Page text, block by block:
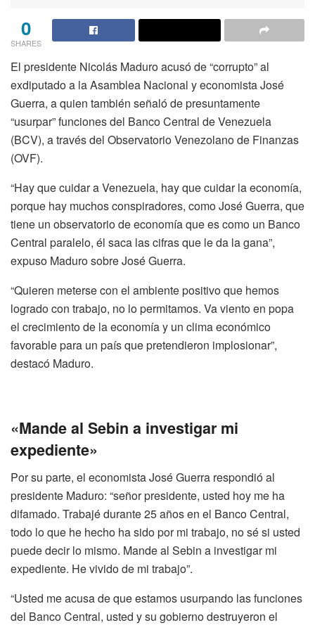
0
SHARES
El presidente Nicolás Maduro acusó de “corrupto” al
exdiputado a la Asamblea Nacional y economista José
Guerra, a quien también señaló de presuntamente
“usurpar” funciones del Banco Central de Venezuela
(BCV), a través del Observatorio Venezolano de Finanzas
(OVF).
“Hay que cuidar a Venezuela, hay que cuidar la economía,
porque hay muchos conspiradores, como José Guerra, que
tiene un observatorio de economía que es como un Banco
Central paralelo, él saca las cifras que le da la gana”,
expuso Maduro sobre José Guerra.
“Quieren meterse con el ambiente positivo que hemos
logrado con trabajo, no lo permitamos. Va viento en popa
el crecimiento de la economía y un clima económico
favorable para un país que pretendieron implosionar”,
destacó Maduro.
«Mande al Sebin a investigar mi
expediente»
Por su parte, el economista José Guerra respondió al
presidente Maduro: “señor presidente, usted hoy me ha
difamado. Trabajé durante 25 años en el Banco Central,
todo lo que he hecho ha sido por mi trabajo, no sé si usted
puede decir lo mismo. Mande al Sebin a investigar mi
expediente. He vivido de mi trabajo”.
“Usted me acusa de que estamos usurpando las funciones
del Banco Central, usted y su gobierno destruyeron el